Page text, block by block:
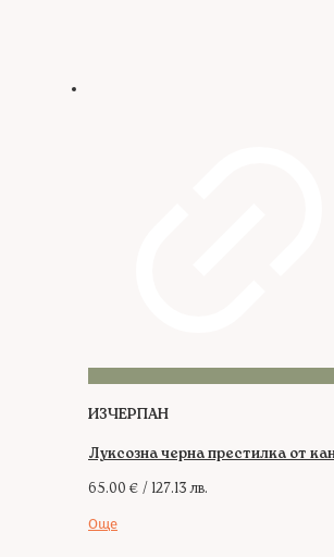
ИЗЧЕРПАН
Луксозна черна престилка от
65.00 € / 127.13 лв.
Още